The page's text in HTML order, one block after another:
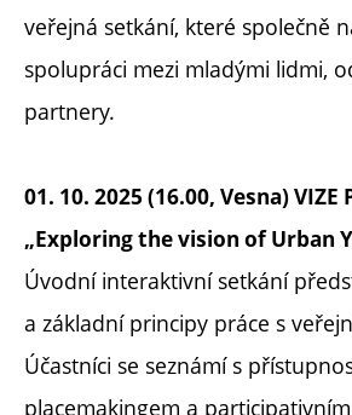
veřejná setkání, které společně
spolupráci mezi mladými lidmi,
partnery.
01. 10. 2025 (16.00, Vesna) VIZE
„Exploring the vision of Urban
Úvodní interaktivní setkání
a základní principy práce s
Účastníci se seznámí s
placemakingem a